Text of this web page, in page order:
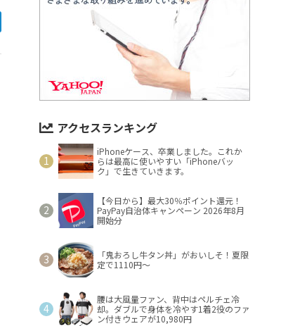
アクセスランキング
iPhoneケース、卒業しました。これか
らは最高に使いやすい「iPhoneバッ
ク」で生きていきます。
【今日から】最大30％ポイント還元！
PayPay自治体キャンペーン 2026年8月
開始分
「鬼おろし牛タン丼」がおいしそ！夏限
定で1110円～
腰は大風量ファン、背中はペルチェ冷
却。ダブルで身体を冷やす1着2役のファ
ン付きウェアが10,980円